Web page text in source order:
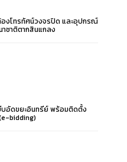
องโทรทัศน์วงจรปิด และอุปกรณ์
ชาติตากสินแกลง
บอัดขยะอินทรีย์ พร้อมติดตั้ง
bidding)